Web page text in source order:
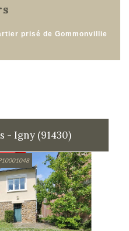
prisé de Gommonvillie
- Igny (91430)